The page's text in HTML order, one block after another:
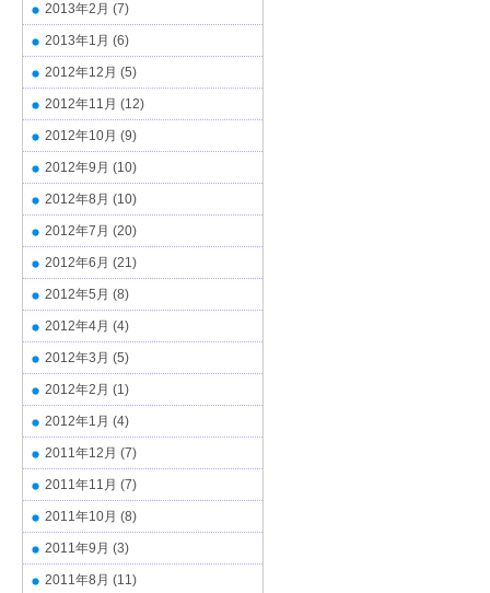
2013年2月 (7)
2013年1月 (6)
2012年12月 (5)
2012年11月 (12)
2012年10月 (9)
2012年9月 (10)
2012年8月 (10)
2012年7月 (20)
2012年6月 (21)
2012年5月 (8)
2012年4月 (4)
2012年3月 (5)
2012年2月 (1)
2012年1月 (4)
2011年12月 (7)
2011年11月 (7)
2011年10月 (8)
2011年9月 (3)
2011年8月 (11)